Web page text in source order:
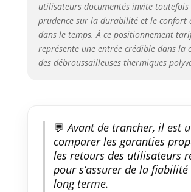
utilisateurs documentés invite toutefois
prudence sur la durabilité et le confort
dans le temps. À ce positionnement
représente une entrée crédible dans la
des débroussailleuses thermiques
💬 Avant de trancher, il est
comparer les garanties
les retours des utilisateurs
pour s’assurer de la
long terme.